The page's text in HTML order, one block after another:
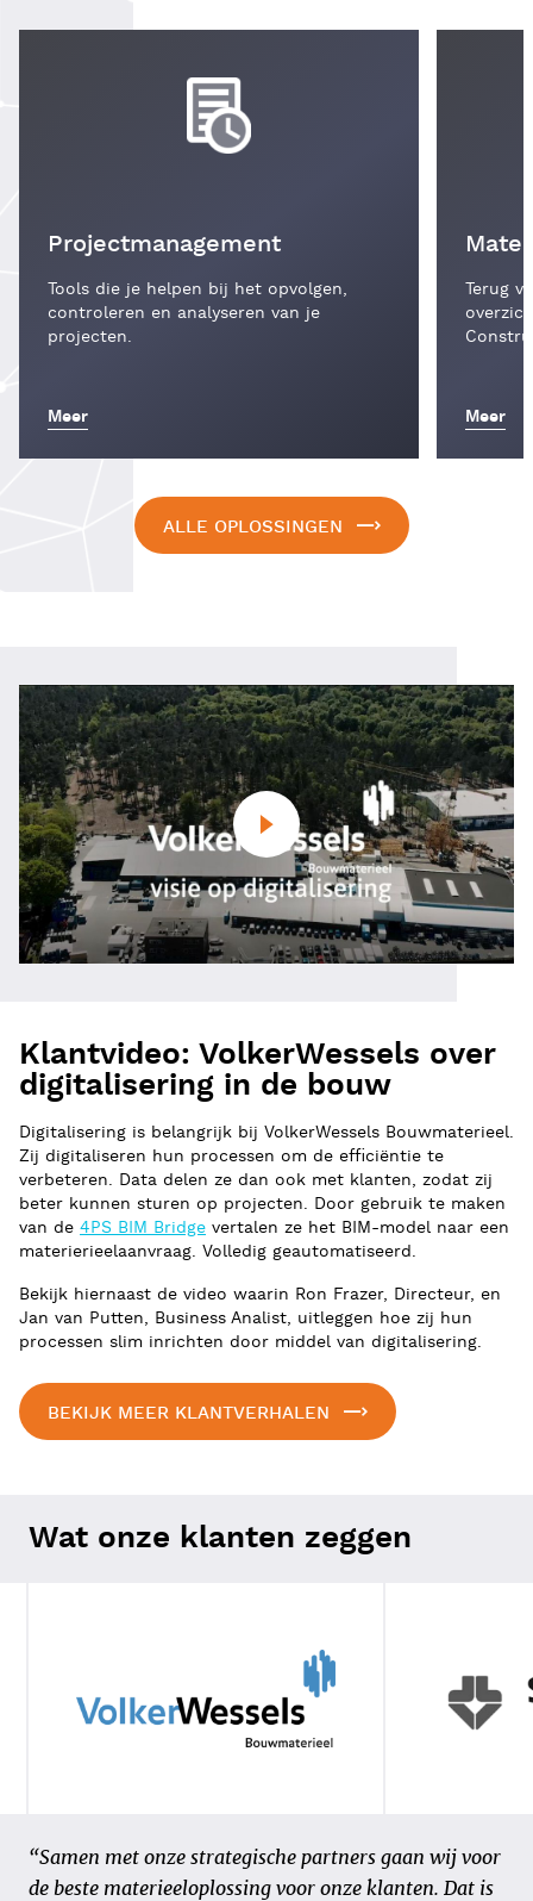
Projectmanagement
Tools die je helpen bij het opvolgen,
controleren en analyseren van je
projecten.
Meer
Terug
Meer
ALLE OPLOSSINGEN
Klantvideo: VolkerWessels over
digitalisering in de bouw
Digitalisering is belangrijk bij VolkerWessels Bouwmaterieel.
Zij digitaliseren hun processen om de efficiëntie te
verbeteren. Data delen ze dan ook met klanten, zodat zij
beter kunnen sturen op projecten. Door gebruik te maken
van de 4PS BIM Bridge vertalen ze het BIM-model naar een
materierieelaanvraag. Volledig geautomatiseerd.
Bekijk hiernaast de video waarin Ron Frazer, Directeur, en
Jan van Putten, Business Analist, uitleggen hoe zij hun
processen slim inrichten door middel van digitalisering.
BEKIJK MEER KLANTVERHALEN
Wat onze klanten zeggen
“Vijf bedrijven met elk een eigen werkwijze, acht
business units en 650 medewerkers, dat moesten we
“Samen met onze strategische partners gaan wij voor
de beste materieeloplossing voor onze klanten. Dat is